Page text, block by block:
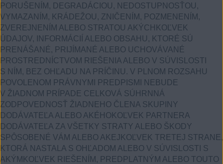
PORUŠENÍM, DEGRADÁCIOU, NEDOSTUPNOSŤOU,
VYMAZANÍM, KRÁDEŽOU, ZNIČENÍM, POZMENENÍM,
ZVEREJNENÍM ALEBO STRATOU AKÝCHKOĽVEK
ÚDAJOV, INFORMÁCIÍ ALEBO OBSAHU, KTORÉ SÚ
PRENÁŠANÉ, PRIJÍMANÉ ALEBO UCHOVÁVANÉ
PROSTREDNÍCTVOM RIEŠENIA ALEBO V SÚVISLOSTI
S NÍM, BEZ OHĽADU NA PRÍČINU. V PLNOM ROZSAHU
POVOLENOM PRÁVNYMI PREDPISMI NEBUDE
V ŽIADNOM PRÍPADE CELKOVÁ SÚHRNNÁ
ZODPOVEDNOSŤ ŽIADNEHO ČLENA SKUPINY
DODÁVATEĽA ALEBO AKÉHOKOĽVEK PARTNERA
DODÁVATEĽA ZA VŠETKY STRATY ALEBO ŠKODY
SPÔSOBENÉ VÁM ALEBO AKEJKOĽVEK TRETEJ STRANE,
KTORÁ NASTALA S OHĽADOM ALEBO V SÚVISLOSTI S
AKÝMKOĽVEK RIEŠENÍM, PREDPLATNÝM ALEBO TOUTO